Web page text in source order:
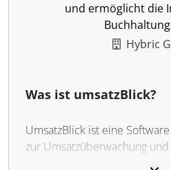
und ermöglicht die
Hybric
Was ist umsatzBlick?
UmsatzBlick ist eine
zur Umsatzüberwachung